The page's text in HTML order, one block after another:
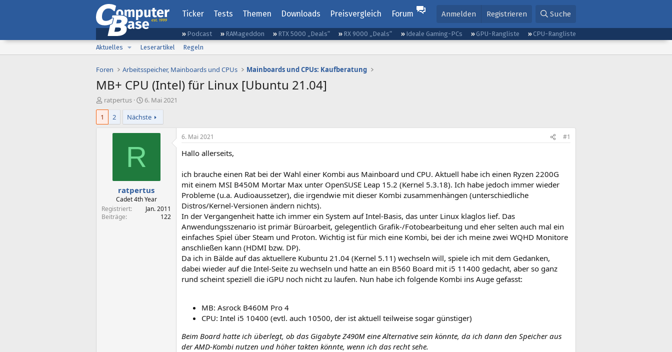
Ticker Tests Themen Downloads Preisvergleich Forum Anmelden Registrieren Suche
Podcast RAMageddon RTX 5000 „Deals“ RX 9000 „Deals“ Ideale Gaming-PCs GPU-Rangliste
CPU-Rangliste
Aktuelles
Leserartikel Regeln
Foren Arbeitsspeicher, Mainboards und CPUs Mainboards und CPUs: Kaufberatung
MB+ CPU (Intel) für Linux [Ubuntu 21.04]
E
r
t
ratpertus
E
r
s
t
e
l
t
m
6. Mai 2021
1
2 Nächste
R
ratpertus
Cadet 4th Year
Registriert
Jan. 2011
Beiträge
122
6. Mai 2021 #1
Hallo allerseits,
ich brauche einen Rat bei der Wahl einer Kombi aus Mainboard und CPU. Aktuell habe ich einen Ryzen 2200G
mit einem MSI B450M Mortar Max unter OpenSUSE Leap 15.2 (Kernel 5.3.18). Ich habe jedoch immer wieder
Probleme (u.a. Audioaussetzer), die irgendwie mit dieser Kombi zusammenhängen (unterschiedliche
Distros/Kernel-Versionen ändern nichts).
In der Vergangenheit hatte ich immer ein System auf Intel-Basis, das unter Linux klaglos lief. Das
Anwendungsszenario ist primär Büroarbeit, gelegentlich Grafik-/Fotobearbeitung und eher selten auch mal ein
einfaches Spiel über Steam und Proton. Wichtig ist für mich eine Kombi, bei der ich meine zwei WQHD Monitore
anschließen kann (HDMI bzw. DP).
Da ich in Bälde auf das aktuellere Kubuntu 21.04 (Kernel 5.11) wechseln will, spiele ich mit dem Gedanken,
dabei wieder auf die Intel-Seite zu wechseln und hatte an ein B560 Board mit i5 11400 gedacht, aber so ganz
rund scheint speziell die iGPU noch nicht zu laufen. Nun habe ich folgende Kombi ins Auge gefasst:
MB: Asrock B460M Pro 4
CPU: Intel i5 10400 (evtl. auch 10500, der ist aktuell teilweise sogar günstiger)
Beim Board hatte ich überlegt, ob das Gigabyte Z490M eine Alternative sein könnte, da ich dann den Speicher aus
der AMD-Kombi nutzen und höher takten könnte, wenn ich das recht sehe.